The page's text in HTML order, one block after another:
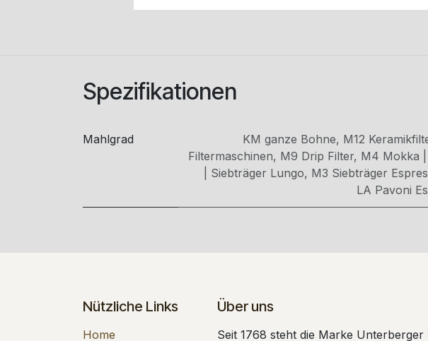
Spezifikationen
Mahlgrad KM ganze Bohne, M12
Filtermaschinen, M9 Drip Filter, M4 Mokka |
| Siebträger Lungo, M3 Siebträger
LA Pavoni
Nützliche Links
Home
Über uns
Seit 1768 steht die Marke